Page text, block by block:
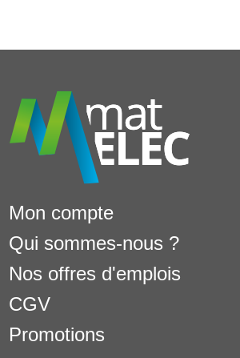
Mon compte
Qui sommes-nous ?
Nos offres d'emplois
CGV
Promotions